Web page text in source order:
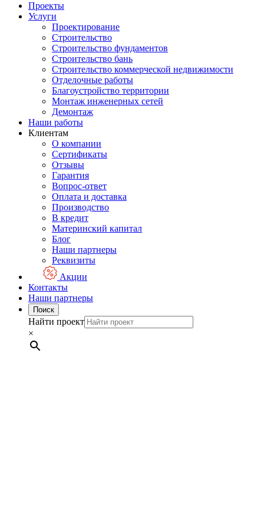
Проекты
Услуги
Проектирование
Строительство
Строительство фундаментов
Строительство бань
Строительство коммерческой недвижимости
Отделочные работы
Благоустройство территории
Монтаж инженерных сетей
Демонтаж
Наши работы
Клиентам
О компании
Сертификаты
Отзывы
Гарантия
Вопрос-ответ
Оплата и доставка
Производство
В кредит
Материнский капитал
Блог
Наши партнеры
Реквизиты
Акции
Контакты
Наши партнеры
Поиск
Найти проект
×